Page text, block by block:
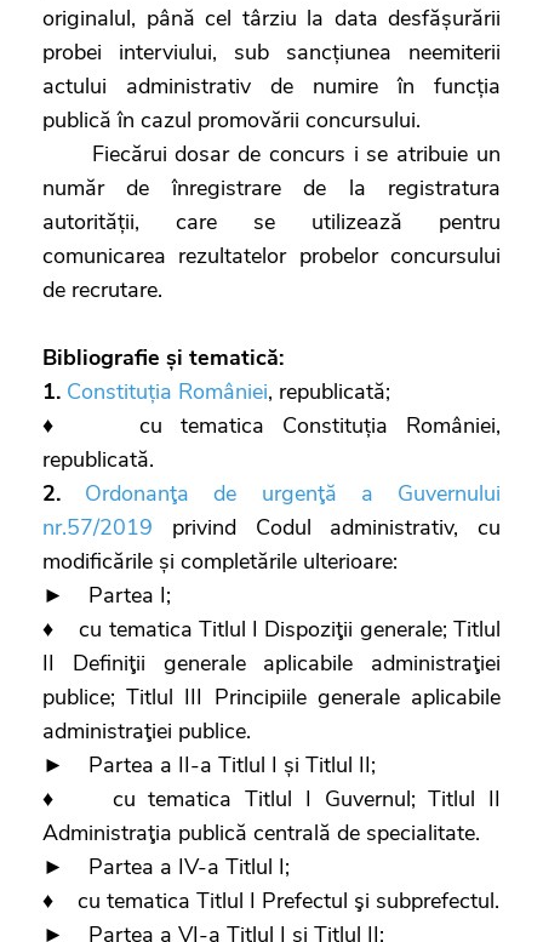
originalul, până cel târziu la data desfășurării
probei interviului, sub sancțiunea neemiterii
actului administrativ de numire în funcția
publică în cazul promovării concursului.
Fiecărui dosar de concurs i se atribuie un
număr de înregistrare de la registratura
autorității, care se utilizează pentru
comunicarea rezultatelor probelor concursului
de recrutare.
Bibliografie și tematică:
1. Constituția României, republicată;
♦ cu tematica Constituția României,
republicată.
2.
Ordonanţa de urgenţă a Guvernului
nr.57/2019 privind Codul administrativ, cu
modificările și completările ulterioare:
► Partea I;
♦ cu tematica Titlul I Dispoziţii generale; Titlul
II Definiţii generale aplicabile administraţiei
publice; Titlul III Principiile generale aplicabile
administraţiei publice.
► Partea a II-a Titlul I și Titlul II;
♦ cu tematica Titlul I Guvernul; Titlul II
Administraţia publică centrală de specialitate.
► Partea a IV-a Titlul I;
♦ cu tematica Titlul I Prefectul şi subprefectul.
► Partea a VI-a Titlul I și Titlul II;